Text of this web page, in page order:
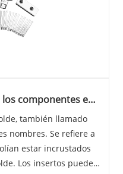
componentes e
también llamado
nombres. Se refiere a
estar incrustados
Los insertos pueden